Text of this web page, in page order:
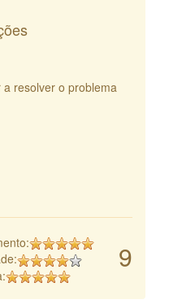
resolver o problema
9